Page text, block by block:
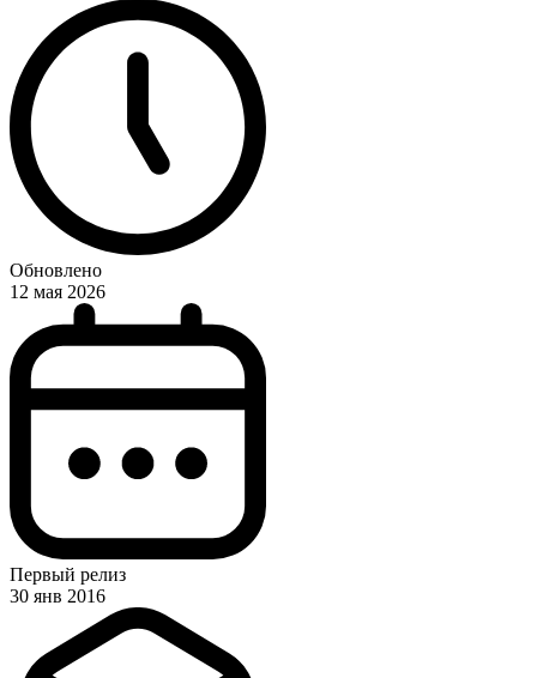
Обновлено
12 мая 2026
Первый релиз
30 янв 2016